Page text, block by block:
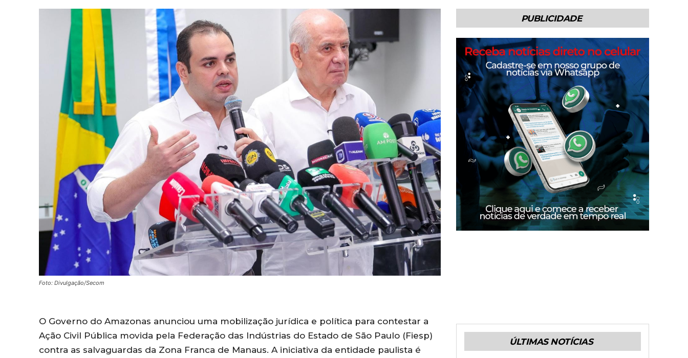
Foto: Divulgação/Secom
PUBLICIDADE
O Governo do Amazonas anunciou uma mobilização jurídica e política para contestar a
Ação Civil Pública movida pela Federação das Indústrias do Estado de São Paulo (Fiesp)
contra as salvaguardas da Zona Franca de Manaus. A iniciativa da entidade paulista é
ÚLTIMAS NOTÍCIAS